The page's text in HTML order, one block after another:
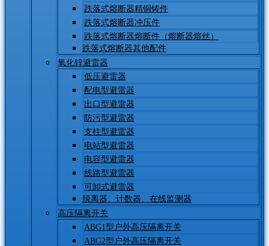
跌落式熔断器精铜铸件
跌落式熔断器冲压件
跌落式熔断器熔断件（熔断器熔丝）
跌落式熔断器其他配件
氧化锌避雷器
低压避雷器
配电型避雷器
出口型避雷器
防污型避雷器
支柱型避雷器
电站型避雷器
电容型避雷器
线路型避雷器
可卸式避雷器
脱离器、计数器、在线监测器
高压隔离开关
ABG1型户外高压隔离开关
ABG2型户外高压隔离开关